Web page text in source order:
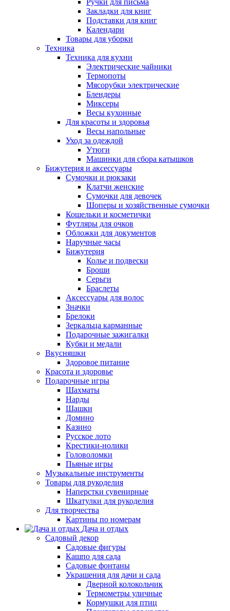
Ручки для письма
Закладки для книг
Подставки для книг
Календари
Товары для уборки
Техника
Техника для кухни
Электрические чайники
Термопоты
Мясорубки электрические
Блендеры
Миксеры
Весы кухонные
Для красоты и здоровья
Весы напольные
Уход за одеждой
Утюги
Машинки для сбора катышков
Бижутерия и аксессуары
Сумочки и рюкзаки
Клатчи женские
Сумочки для девочек
Шоперы и хозяйственные сумочки
Кошельки и косметички
Футляры для очков
Обложки для документов
Наручные часы
Бижутерия
Колье и подвески
Броши
Серьги
Браслеты
Аксессуары для волос
Значки
Брелоки
Зеркальца карманные
Подарочные зажигалки
Кубки и медали
Вкусняшки
Здоровое питание
Красота и здоровье
Подарочные игры
Шахматы
Нарды
Шашки
Домино
Казино
Русское лото
Крестики-нолики
Головоломки
Пьяные игры
Музыкальные инструменты
Товары для рукоделия
Наперстки сувенирные
Шкатулки для рукоделия
Для творчества
Картины по номерам
Дача и отдых
Садовый декор
Садовые фигуры
Кашпо для сада
Садовые фонтаны
Украшения для дачи и сада
Дверной колокольчик
Термометры уличные
Кормушки для птиц